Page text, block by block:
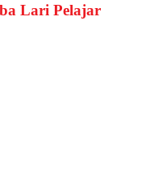
Lari Pelajar